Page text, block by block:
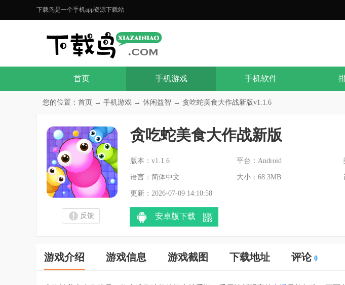
下载鸟是一个手机app资源下载站
首页 手机游戏 手机软件
您的位置： 首页 → 手机游戏 → 休闲益智 → 贪吃蛇美食大作战新版v1.1.6
贪吃蛇美食大作战新版
版本：v1.1.6 平台：Android
语言：简体中文 大小：68.3MB
更新：2026-07-09 14:10:58
反馈 安卓版下载
游戏介绍 游戏信息 游戏截图 下载地址 评论 0